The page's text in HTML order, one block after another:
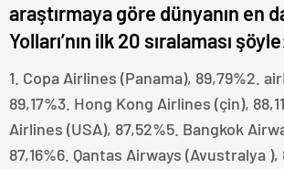
araştırmaya göre dünyanın en
Yolları’nın ilk 20 sıralaması
1. Copa Airlines (Panama), 89,79%2.
89,17%3. Hong Kong Airlines (çin),
Airlines (USA), 87,52%5. Bangkok
87,16%6. Qantas Airways (Avustralya ),